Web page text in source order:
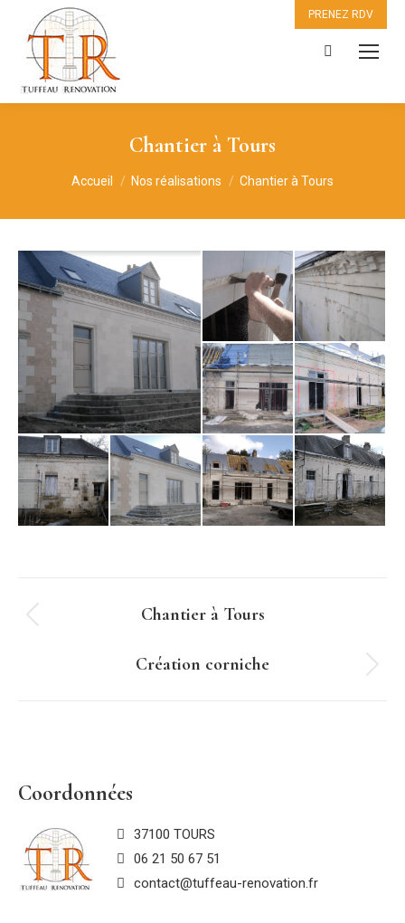
Recherche
Chantier à Tours
Vous êtes ici :
Accueil Nos réalisations Chantier à Tours
Navigation
de
commentaire
Chantier à Tours
Création corniche
Coordonnées
37100 TOURS
06 21 50 67 51
contact@tuffeau-renovation.fr
PRENEZ RDV